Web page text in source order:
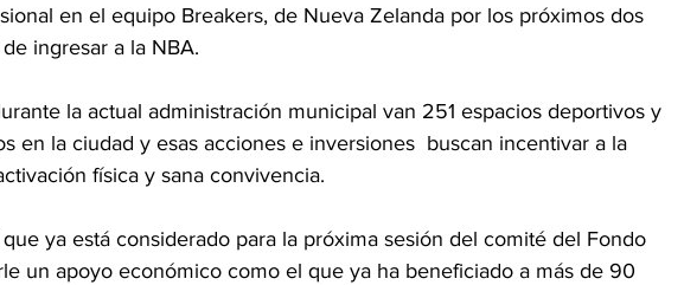
en el equipo Breakers, de Nueva Zelanda por los próximos dos
ingresar a la NBA.
la actual administración municipal van 251 espacios deportivos y
en la ciudad y esas acciones e inversiones  buscan incentivar a la
física y sana convivencia.
ya está considerado para la próxima sesión del comité del Fondo
un apoyo económico como el que ya ha beneficiado a más de 90